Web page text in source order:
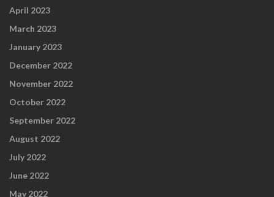
April 2023
March 2023
January 2023
December 2022
November 2022
October 2022
September 2022
August 2022
July 2022
June 2022
May 2022